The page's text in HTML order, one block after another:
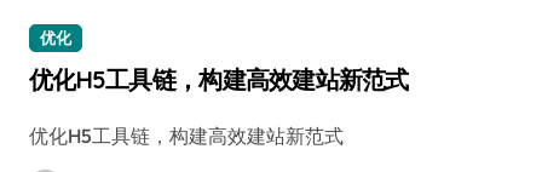
优化
优化H5工具链，构建高效建站新范式
优化H5工具链，构建高效建站新范式